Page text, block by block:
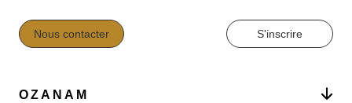
Nous contacter S'inscrire
OZANAM